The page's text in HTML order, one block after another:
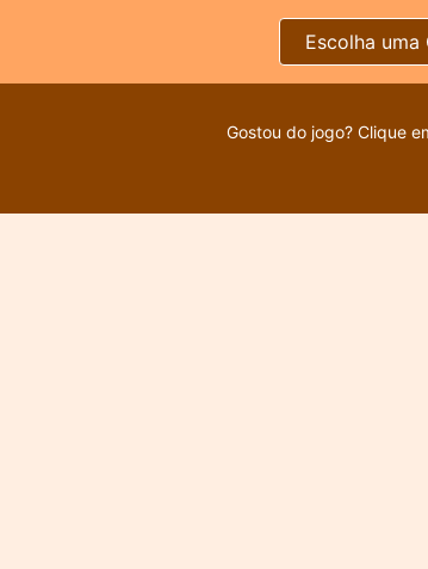
Escolha uma
Gostou do jogo? Clique